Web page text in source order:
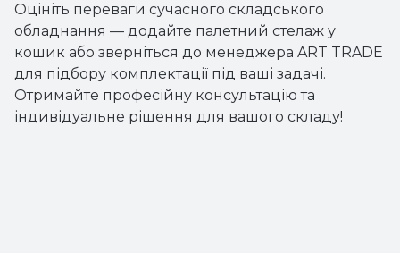
Оцініть переваги сучасного складського
обладнання — додайте палетний стелаж у
кошик або зверніться до менеджера ART TRADE
для підбору комплектації під ваші задачі.
Отримайте професійну консультацію та
індивідуальне рішення для вашого складу!